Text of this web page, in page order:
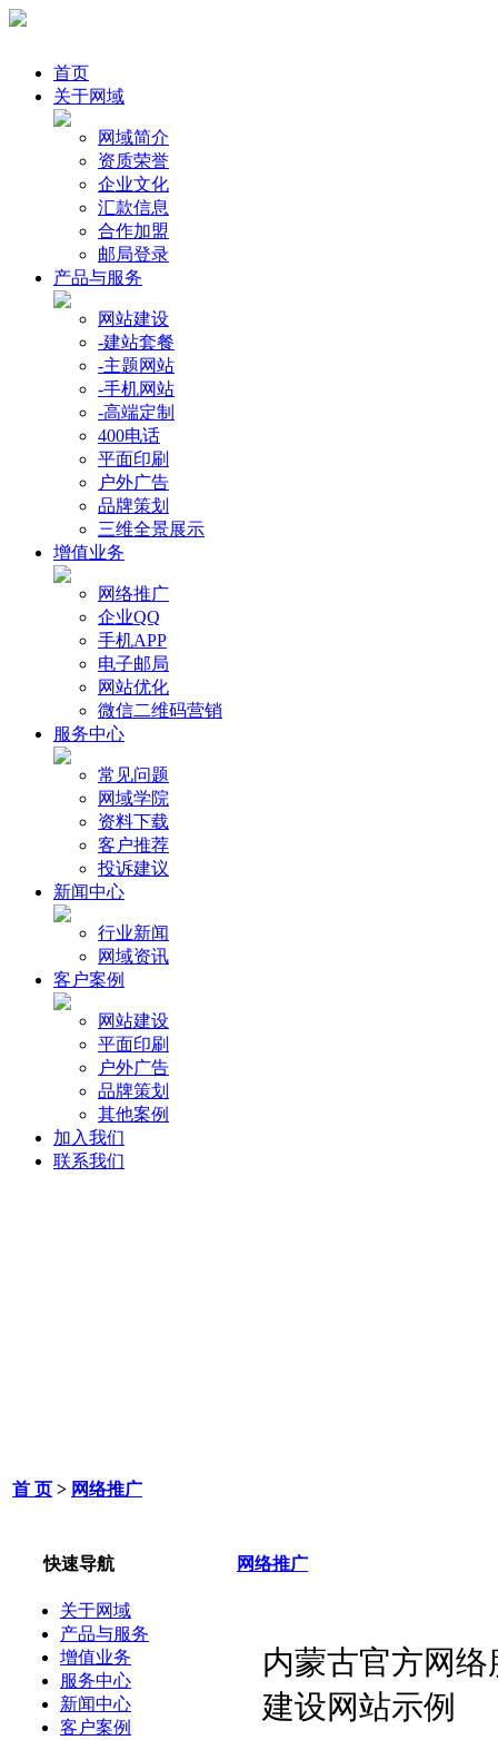
首页
关于网域
网域简介
资质荣誉
企业文化
汇款信息
合作加盟
邮局登录
产品与服务
网站建设
-建站套餐
-主题网站
-手机网站
-高端定制
400电话
平面印刷
户外广告
品牌策划
三维全景展示
增值业务
网络推广
企业QQ
手机APP
电子邮局
网站优化
微信二维码营销
服务中心
常见问题
网域学院
资料下载
客户推荐
投诉建议
新闻中心
行业新闻
网域资讯
客户案例
网站建设
平面印刷
户外广告
品牌策划
其他案例
加入我们
联系我们
首 页 > 网络推广
快速导航
关于网域
产品与服务
增值业务
服务中心
新闻中心
客户案例
网络推广
内蒙古官方网络
建设网站示例